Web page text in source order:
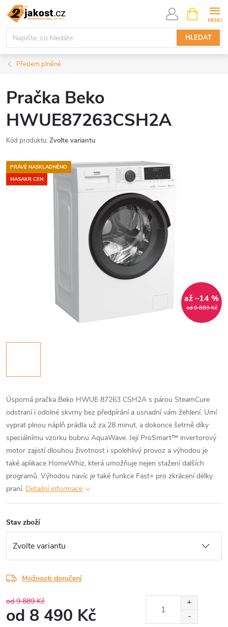
Přejít
obsah
HLEDAT
NÁKUPNÍ
KOŠÍK
Předem plněné
Pračka Beko
HWUE87263CSH2A
Kód produktu: Zvolte variantu
PRÁVĚ NASKLADNĚNO
MASAKR CEN
od 9 889 Kč
až –14 %
Úsporná pračka Beko HWUE 87263 CSH2A s párou SteamCure
odstraní i odolné skvrny bez předpírání a usnadní vám žehlení. Umí
vyprat plnou náplň prádla už za 28 minut, a dokonce šetrně díky
speciálnímu vzorku bubnu AquaWave. Její ProSmart™ invertorový
motor zajistí dlouhou životnost i spolehlivý provoz a výhodou je
také aplikace HomeWhiz, která umožňuje nejen stažení dalších
programů. Výhodou navíc je také funkce Fast+ pro zkrácení délky
praní. Detailní informace
Stav zboží
Možnosti doručení
od 9 889 Kč
od 8 490 Kč